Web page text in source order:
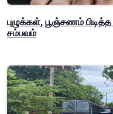
புழுக்கள், பூஞ்சணம்
சம்பவம்